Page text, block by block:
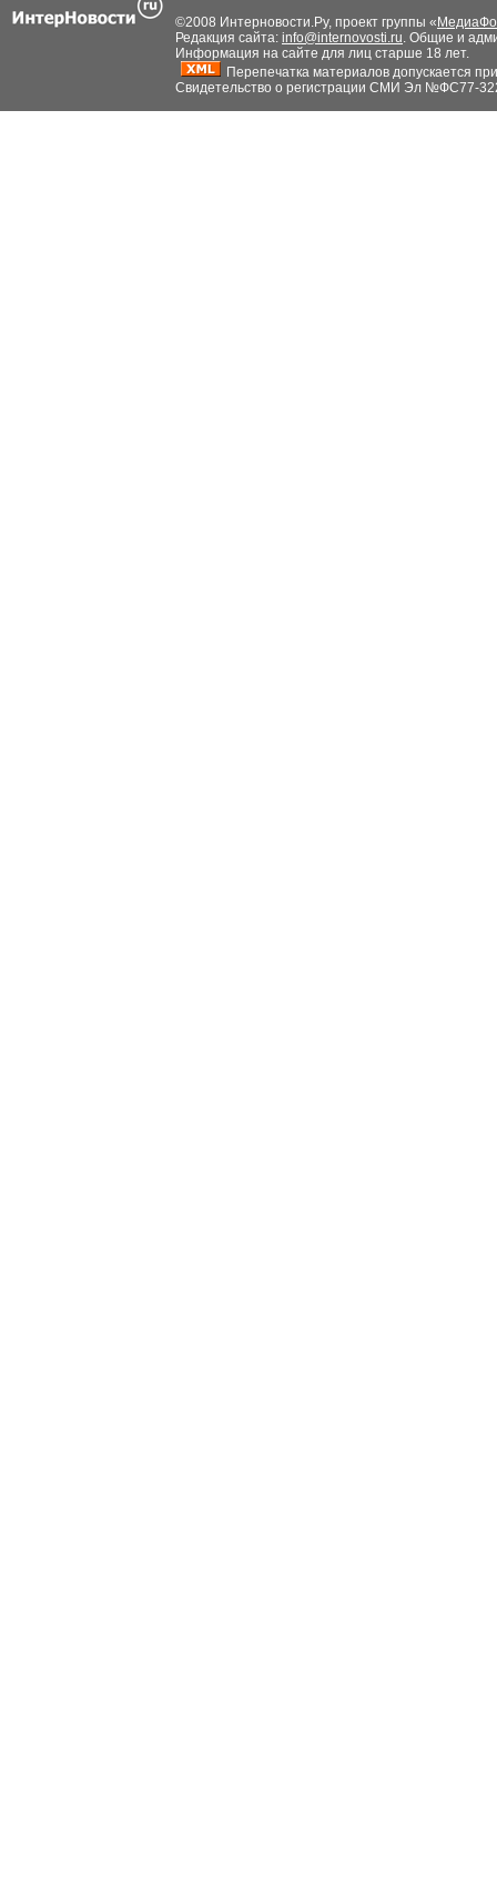
©2008 Интерновости.Ру, проект группы «
Редакция сайта: info@internovosti.ru. Общие и
Информация на сайте для лиц старше 18 лет.
Перепечатка материалов допускается
Свидетельство о регистрации СМИ Эл №ФС77-